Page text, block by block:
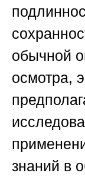
обычной
осмотра,
знаний в